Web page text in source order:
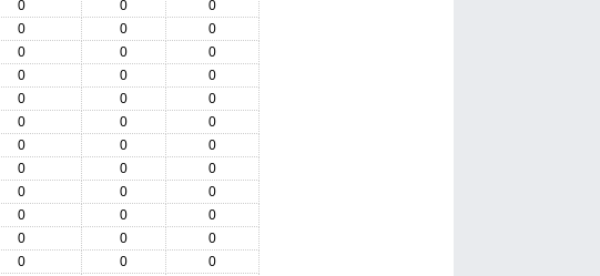
0 0
0
0 0
0
0 0
0
0 0
0
0 0
0
0 0
0
0 0
0
0 0
0
0 0
0
0 0
0
0 0
0
0 0
0